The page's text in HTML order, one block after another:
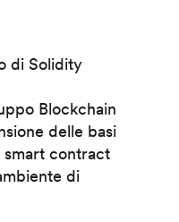
di Solidity
Blockchain
delle basi
contract
di